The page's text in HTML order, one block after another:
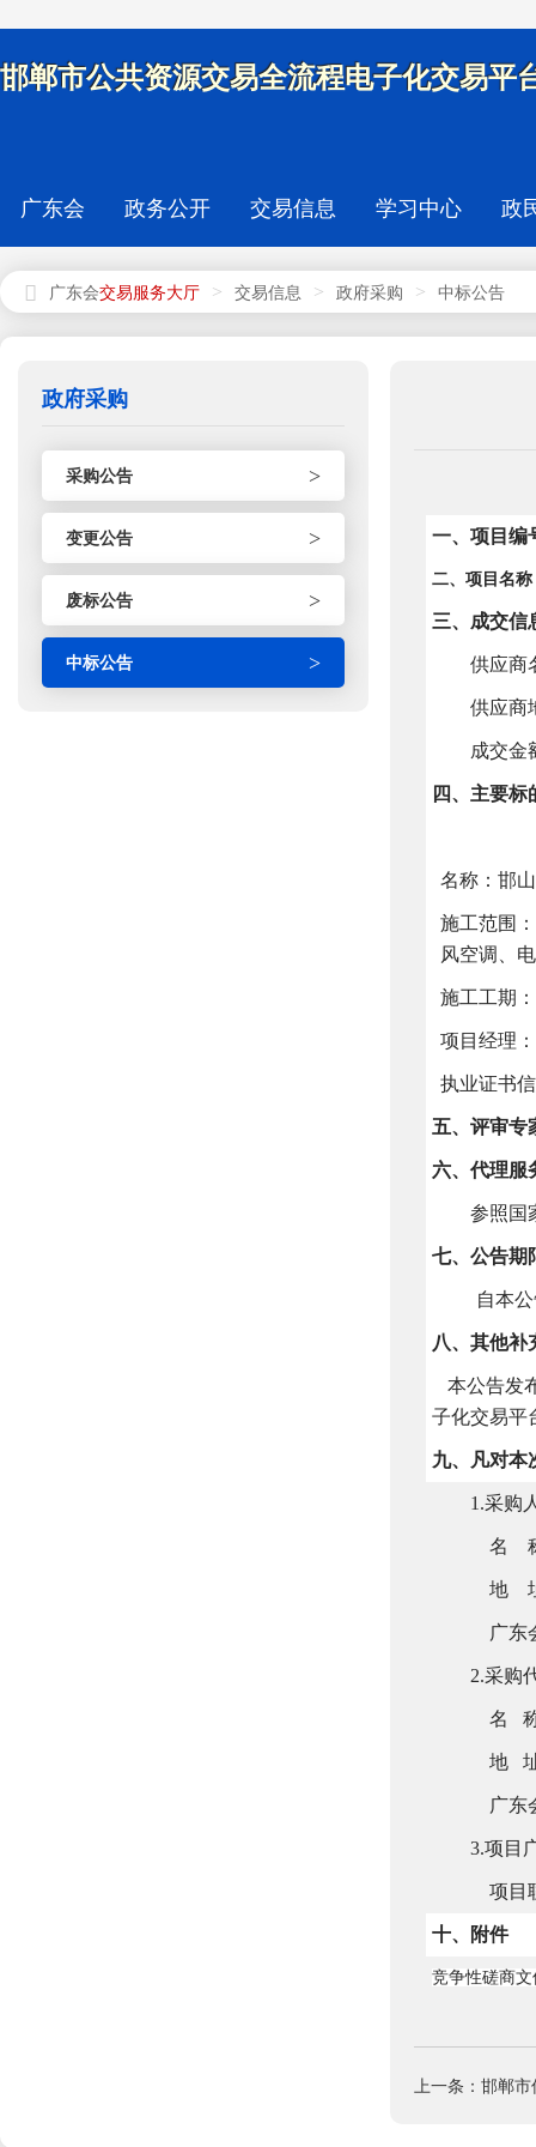
邯郸市公共资源交易全流程电子化交易平
广东会 政务公开 交易信息 学习中心 政
广东会 > 交易信息 > 政府采购 > 中标公告
政府采购
采购公告 >
变更公告 >
废标公告 >
中标公告 >
一、项目编
二、项目名称
三、成交信
供应商
供应商
成交金
四、主要标
名称：邯
施工范围
风空调、
施工工期
项目经理
执业证书
五、评审专
六、代理服
参照国
七、公告期
自本
八、其他补
本公告发
子化交易平
九、凡对本
1.采购
名
地
广东
2.采购
名
地
广东
3.项目
项目
十、附件
竞争性磋商
上一条：邯郸